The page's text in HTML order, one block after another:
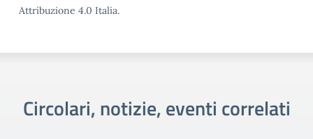
Attribuzione 4.0 Italia.
Circolari, notizie, eventi correlati